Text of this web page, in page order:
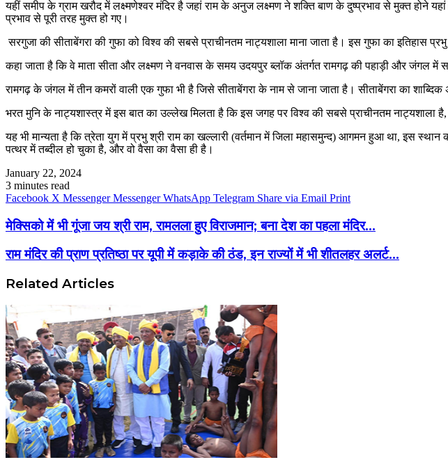
यहीं समीप के ग्राम खरौद में लक्ष्मणेश्वर मंदिर है जहां राम के अनुज लक्ष्मण ने शक्ति बाण के दुष्प्रभाव से मुक्त होने
प्रभाव से पूरी तरह मुक्त हो गए।
सरगुजा की सीताबेंगरा की गुफा को विश्व की सबसे प्राचीनतम नाट्यशाला माना जाता है। इस गुफा का इतिहास
कहा जाता है कि वे माता सीता और लक्ष्मण ने वनवास के समय उदयपुर ब्लॉक अंतर्गत रामगढ़ की पहाड़ी और जंगल में
रामगढ़ के जंगल में तीन कमरों वाली एक गुफा भी है जिसे सीताबेंगरा के नाम से जाना जाता है। सीताबेंगरा का शाब्दिक
भरत मुनि के नाट्यशास्त्र में इस बात का उल्लेख मिलता है कि इस जगह पर विश्व की सबसे प्राचीनतम नाट्यशाला
यह भी मान्यता है कि त्रेता युग में प्रभु श्री राम का खल्लारी (वर्तमान में जिला महासमुन्द) आगमन हुआ था, इस
पत्थर में तब्दील हो चुका है, और वो वैसा का वैसा ही है।
January 22, 2024
3 minutes read
Facebook X Messenger Messenger WhatsApp Telegram Share via Email Print
मेक्सिको में भी गूंजा जय श्री राम, रामलला हुए विराजमान; बना देश का पहला मंदिर...
राम मंदिर की प्राण प्रतिष्ठा पर यूपी में कड़ाके की ठंड, इन राज्यों में भी शीतलहर अलर्ट...
Related Articles